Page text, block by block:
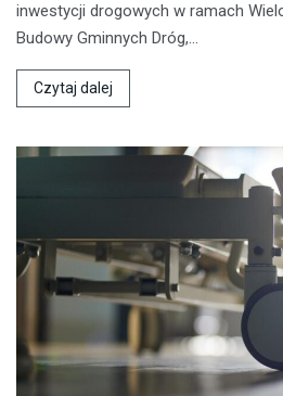
inwestycji drogowych w ramach
Budowy Gminnych Dróg,…
Czytaj dalej